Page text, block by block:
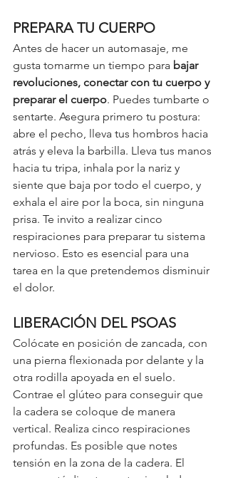
PREPARA TU CUERPO
Antes de hacer un automasaje, me
gusta tomarme un tiempo para bajar
revoluciones, conectar con tu cuerpo y
preparar el cuerpo. Puedes tumbarte o
sentarte. Asegura primero tu postura:
abre el pecho, lleva tus hombros hacia
atrás y eleva la barbilla. Lleva tus manos
hacia tu tripa, inhala por la nariz y
siente que baja por todo el cuerpo, y
exhala el aire por la boca, sin ninguna
prisa. Te invito a realizar cinco
respiraciones para preparar tu sistema
nervioso. Esto es esencial para una
tarea en la que pretendemos disminuir
el dolor.
LIBERACIÓN DEL PSOAS
Colócate en posición de zancada, con
una pierna flexionada por delante y la
otra rodilla apoyada en el suelo.
Contrae el glúteo para conseguir que
la cadera se coloque de manera
vertical. Realiza cinco respiraciones
profundas. Es posible que notes
tensión en la zona de la cadera. El